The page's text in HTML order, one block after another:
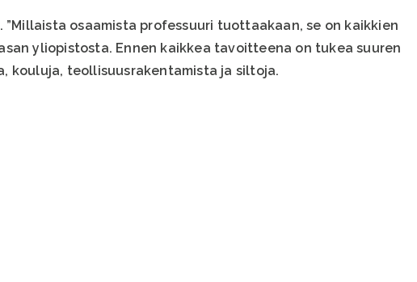
osaamista professuuri tuottaakaan, se on kaikkien
yliopistosta. Ennen kaikkea tavoitteena on tukea suuren
kouluja, teollisuusrakentamista ja siltoja.